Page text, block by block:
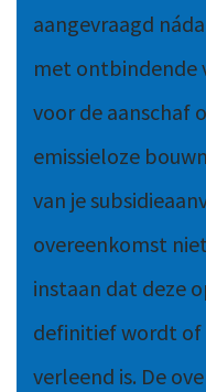
aangevraagd
met ontbindende
voor de aanschaf
emissieloze
van je
overeenkomst
instaan dat deze
definitief wordt of
verleend is. De